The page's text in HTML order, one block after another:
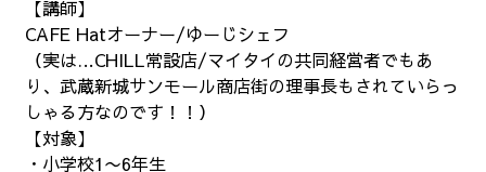
【講師】
CAFE Hatオーナー/ゆーじシェフ
（実は…CHILL常設店/マイタイの共同経営者でもあ
り、武蔵新城サンモール商店街の理事長もされていらっ
しゃる方なのです！！）
【対象】
・小学校1〜6年生